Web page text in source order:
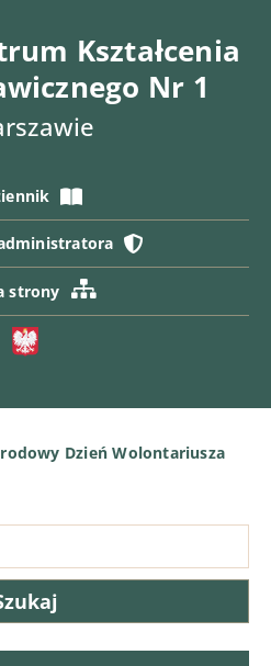
Kształcenia
Nr 1
strony
Dzień Wolontariusza